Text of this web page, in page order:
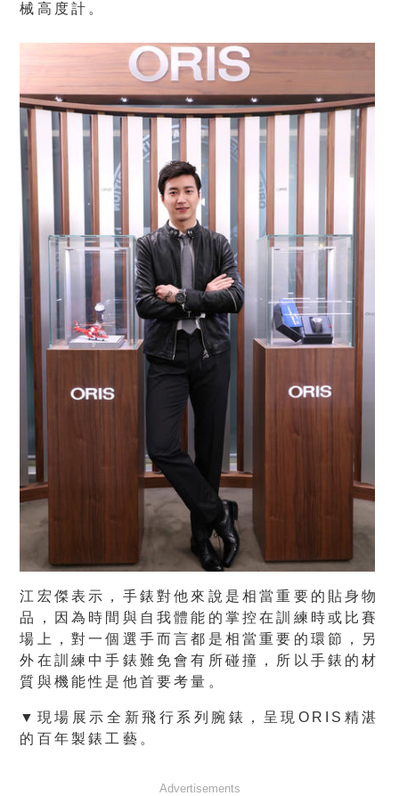
械高度計。
江宏傑表示，手錶對他來說是相當重要的貼身物
品，因為時間與自我體能的掌控在訓練時或比賽
場上，對一個選手而言都是相當重要的環節，另
外在訓練中手錶難免會有所碰撞，所以手錶的材
質與機能性是他首要考量。
▼現場展示全新飛行系列腕錶，呈現ORIS精湛
的百年製錶工藝。
Advertisements